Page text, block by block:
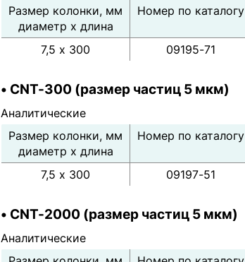
Размер колонки, мм
диаметр х длина
Номер по каталогу
7,5 х 300 09195-71
• CNT-300 (размер частиц 5 мкм)
Аналитические
Размер колонки, мм
диаметр х длина
Номер по каталогу
7,5 х 300 09197-51
• CNT-2000 (размер частиц 5 мкм)
Аналитические